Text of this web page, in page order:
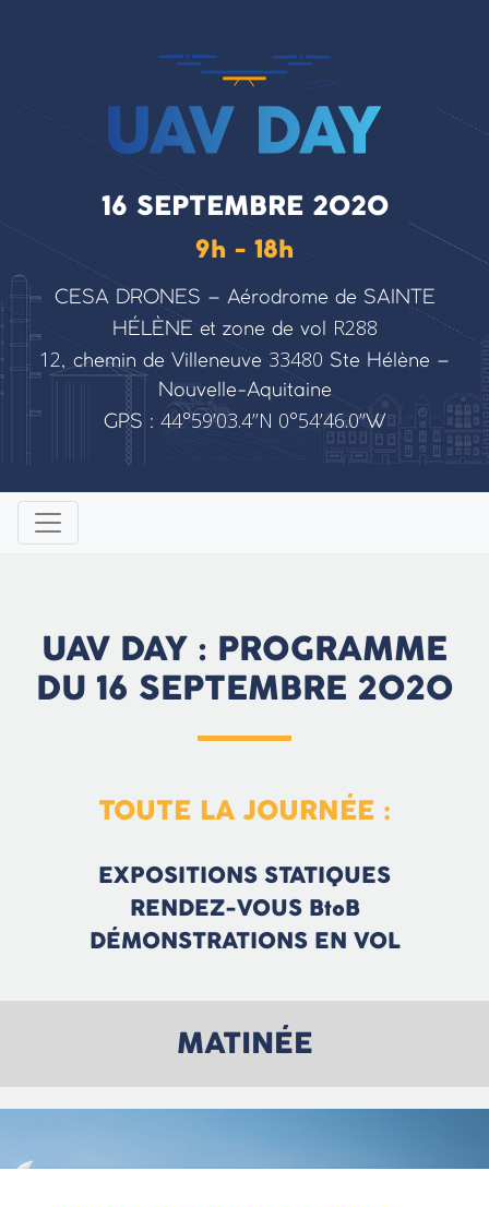
16 SEPTEMBRE 2020
9h - 18h
CESA DRONES – Aérodrome de SAINTE
HÉLÈNE et zone de vol
R288
12, chemin de Villeneuve 33480 Ste Hélène –
Nouvelle-Aquitaine
GPS : 44°59’03.4’’N 0°54’46.0’’W
UAV DAY : PROGRAMME
DU 16 SEPTEMBRE 2020
TOUTE LA JOURNÉE :
EXPOSITIONS STATIQUES
RENDEZ-VOUS BtoB
DÉMONSTRATIONS EN VOL
MATINÉE